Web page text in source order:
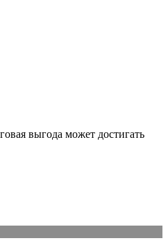
выгода может достигать